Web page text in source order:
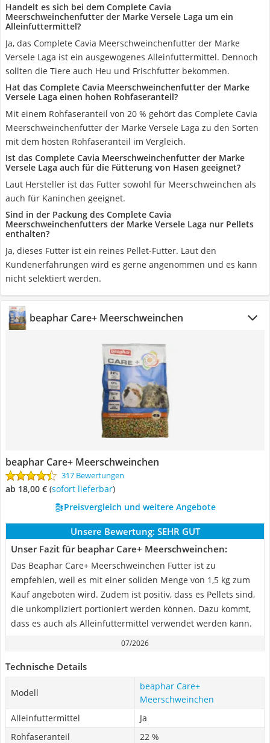
Handelt es sich bei dem Complete Cavia
Meerschweinchenfutter der Marke Versele Laga um ein
Alleinfuttermittel?
Ja, das Complete Cavia Meerschweinchenfutter der Marke
Versele Laga ist ein ausgewogenes Alleinfuttermittel. Dennoch
sollten die Tiere auch Heu und Frischfutter bekommen.
Hat das Complete Cavia Meerschweinchenfutter der Marke
Versele Laga einen hohen Rohfaseranteil?
Mit einem Rohfaseranteil von 20 % gehört das Complete Cavia
Meerschweinchenfutter der Marke Versele Laga zu den Sorten
mit dem hösten Rohfaseranteil im Vergleich.
Ist das Complete Cavia Meerschweinchenfutter der Marke
Versele Laga auch für die Fütterung von Hasen geeignet?
Laut Hersteller ist das Futter sowohl für Meerschweinchen als
auch für Kaninchen geeignet.
Sind in der Packung des Complete Cavia
Meerschweinchenfutters der Marke Versele Laga nur Pellets
enthalten?
Ja, dieses Futter ist ein reines Pellet-Futter. Laut den
Kundenerfahrungen wird es gerne angenommen und es kann
nicht selektiert werden.
beaphar Care+ Meerschweinchen
beaphar Care+ Meerschweinchen
317 Bewertungen
ab 18,00 € ( Sofort lieferbar)
Preisvergleich und weitere Angebote
Unsere Bewertung: SEHR GUT
Unser Fazit für beaphar Care+ Meerschweinchen:
Das Beaphar Care+ Meerschweinchen Futter ist zu
empfehlen, weil es mit einer soliden Menge von 1,5 kg zum
Kauf angeboten wird. Zudem ist positiv, dass es Pellets sind,
die unkompliziert portioniert werden können. Dazu kommt,
dass es auch als Alleinfuttermittel verwendet werden kann.
07/2026
Technische Details
Modell
beaphar Care+
Meerschweinchen
Alleinfuttermittel
Ja
Rohfaseranteil
22 %